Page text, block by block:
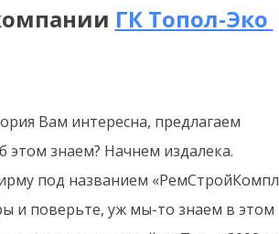
ГК Топол-Эко
Вам интересна, предлагаем
этом знаем? Начнем издалека.
под названием
и поверьте, уж мы-то знаем в этом